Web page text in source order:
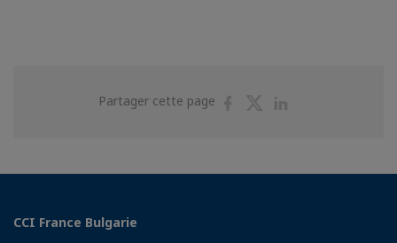
Partager cette page
PartagerPartager
CCI France Bulgarie